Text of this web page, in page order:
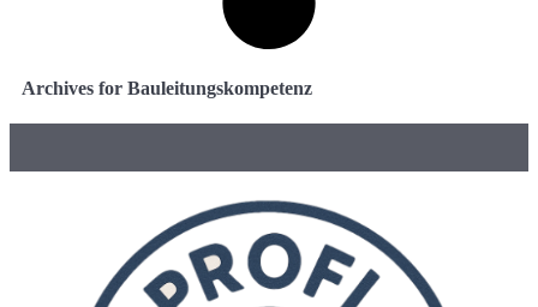
Archives for Bauleitungskompetenz